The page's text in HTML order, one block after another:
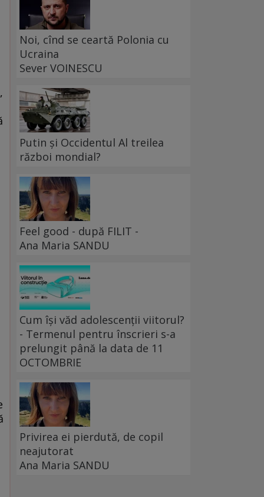
Noi, cînd se ceartă Polonia cu
Ucraina
Sever VOINESCU
Putin și Occidentul Al treilea
război mondial?
Feel good - după FILIT -
Ana Maria SANDU
Cum își văd adolescenții viitorul?
- Termenul pentru înscrieri s-a
prelungit până la data de 11
OCTOMBRIE
Privirea ei pierdută, de copil
neajutorat
Ana Maria SANDU